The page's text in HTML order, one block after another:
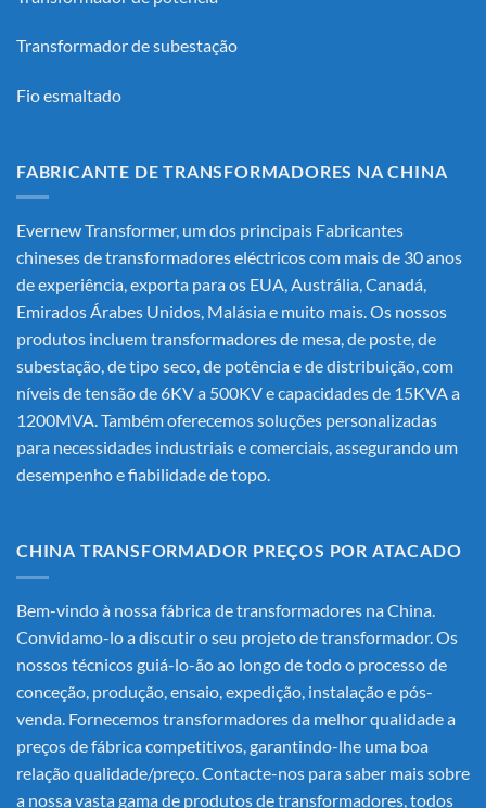
Transformador de subestação
Fio esmaltado
FABRICANTE DE TRANSFORMADORES NA CHINA
Evernew Transformer, um dos principais Fabricantes
chineses de transformadores eléctricoscom mais de 30 anos
de experiência, exporta para os EUA, Austrália, Canadá,
Emirados Árabes Unidos, Malásia e muito mais. Os nossos
produtos incluem transformadores de mesa, de poste, de
subestação, de tipo seco, de potência e de distribuição, com
níveis de tensão de 6KV a 500KV e capacidades de 15KVA a
1200MVA. Também oferecemos soluções personalizadas
para necessidades industriais e comerciais, assegurando um
desempenho e fiabilidade de topo.
CHINA TRANSFORMADOR PREÇOS POR ATACADO
Bem-vindo à nossa fábrica de transformadores na China.
Convidamo-lo a discutir o seu projeto de transformador. Os
nossos técnicos guiá-lo-ão ao longo de todo o processo de
conceção, produção, ensaio, expedição, instalação e pós-
venda. Fornecemos transformadores da melhor qualidade a
preços de fábrica competitivos, garantindo-lhe uma boa
relação qualidade/preço. Contacte-nos para saber mais sobre
a nossa vasta gama de produtos de transformadores, todos